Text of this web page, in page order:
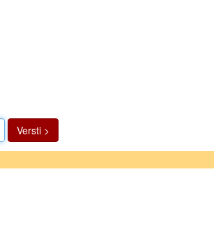
Versti >